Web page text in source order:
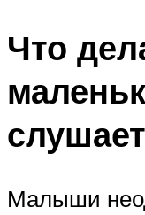
Что
Малыши